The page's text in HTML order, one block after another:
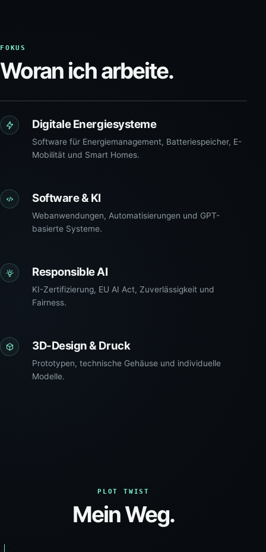
FOKUS
Woran ich arbeite.
Digitale Energiesysteme
Software für Energiemanagement, Batteriespeicher, E-
Mobilität und Smart Homes.
Software & KI
Webanwendungen, Automatisierungen und GPT-
basierte Systeme.
Responsible AI
KI-Zertifizierung, EU AI Act, Zuverlässigkeit und
Fairness.
3D-Design & Druck
Prototypen, technische Gehäuse und individuelle
Modelle.
PLOT TWIST
Mein Weg.